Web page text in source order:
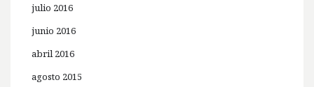
julio 2016
junio 2016
abril 2016
agosto 2015